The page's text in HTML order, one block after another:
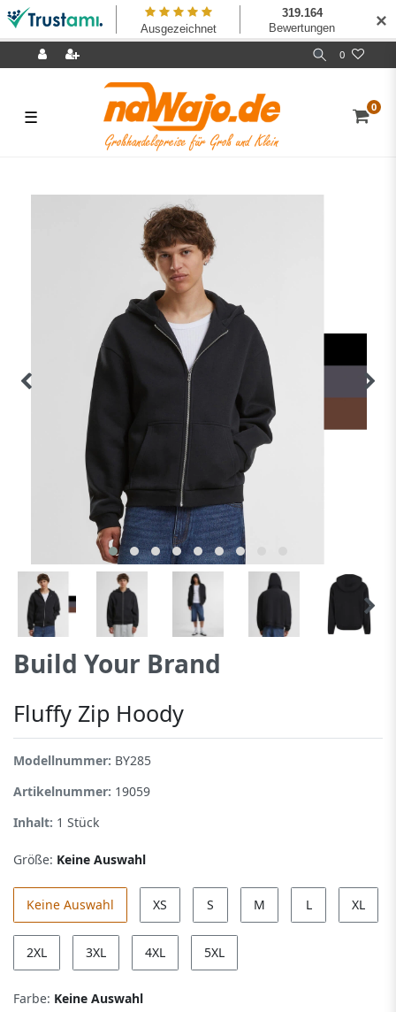
0
☰ 0
Build Your Brand
Fluffy Zip Hoody
Modellnummer: BY285
Artikelnummer: 19059
Inhalt: 1 Stück
Größe: Keine Auswahl
Keine Auswahl XS S M L XL
2XL 3XL 4XL 5XL
Farbe: Keine Auswahl
✕